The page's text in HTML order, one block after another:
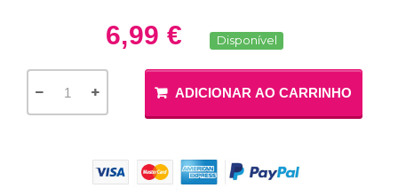
6,99 € Disponível
ADICIONAR AO CARRINHO